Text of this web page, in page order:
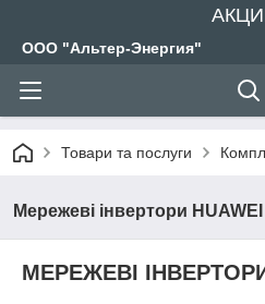
ООО "Альтер-Энергия"
Товари та послуги
Мережеві інвертори
МЕРЕЖЕВІ ІНВЕРТОРИ